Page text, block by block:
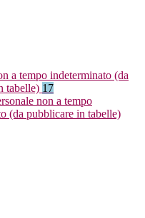
a tempo indeterminato (da
tabelle) 17
non a tempo
(da pubblicare in tabelle)